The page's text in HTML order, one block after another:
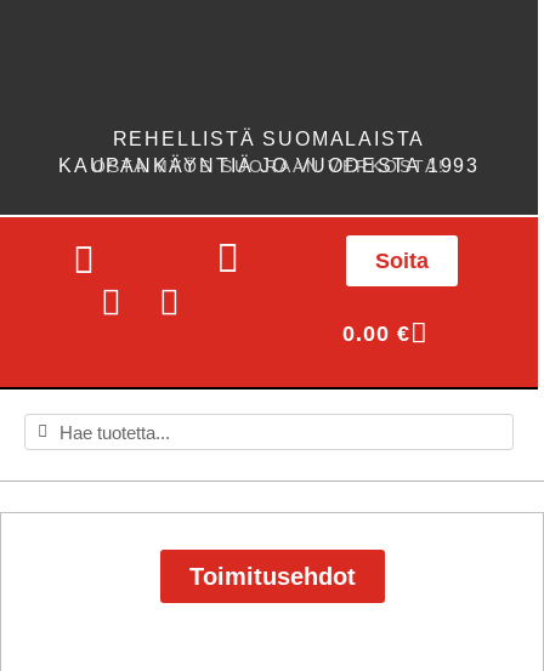
REHELLISTÄ SUOMALAISTA
KAUPANKÄYNTIÄ JO VUODESTA 1993
OSTA MYÖS SUORAAN VERKOSTA!
Soita
0.00 €
Toimitusehdot